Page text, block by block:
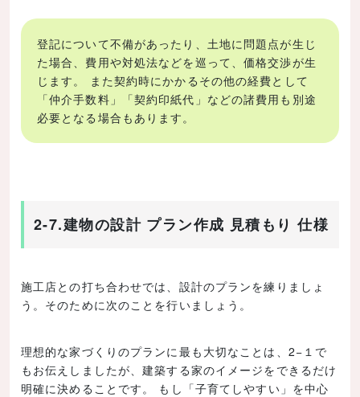
登記について不備があったり、土地に問題点が生じ
た場合、費用や対処法などを巡って、価格交渉が生
じます。 また契約時にかかるその他の経費として
「仲介手数料」「契約印紙代」などの諸費用も別途
必要となる場合もあります。
2-7.建物の設計 プラン作成 見積もり 仕様
施工店との打ち合わせでは、設計のプランを練りましょ
う。そのために次のことを行いましょう。
理想的な家づくりのプランに最も大切なことは、2−１で
もお伝えしましたが、建築する家のイメージをできるだけ
明確に決めることです。 もし「子育てしやすい」を中心